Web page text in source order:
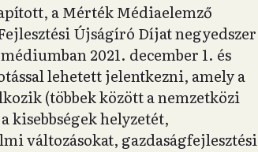
a Mérték Médiaelemző
Újságíró Díjat negyedszer
2021. december 1. és
lehetett jelentkezni, amely a
(többek között a nemzetközi
kisebbségek helyzetét,
változásokat, gazdaságfejlesztési